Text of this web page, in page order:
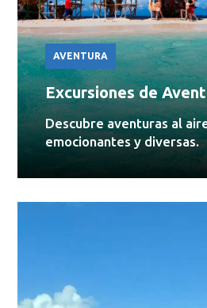
AVENTURA
Excursiones de
Descubre aventuras al
emocionantes y diversas.